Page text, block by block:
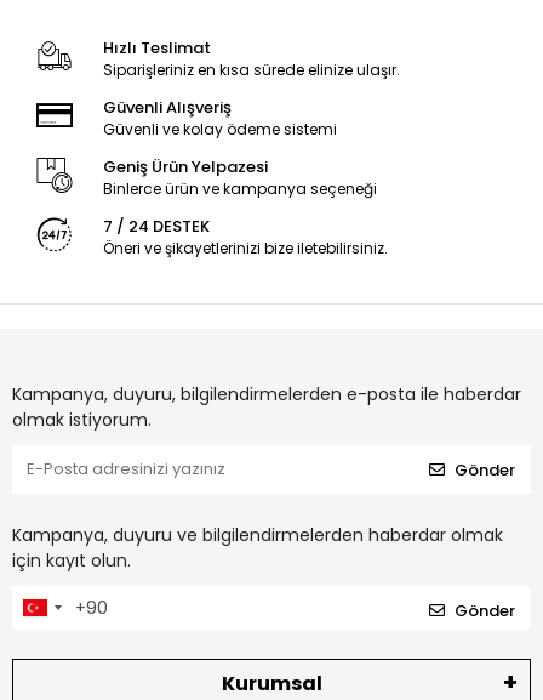
Hızlı Teslimat
Siparişleriniz en kısa sürede elinize ulaşır.
Güvenli Alışveriş
Güvenli ve kolay ödeme sistemi
Geniş Ürün Yelpazesi
Binlerce ürün ve kampanya seçeneği
7 / 24 DESTEK
Öneri ve şikayetlerinizi bize iletebilirsiniz.
Kampanya, duyuru, bilgilendirmelerden e-posta ile haberdar
olmak istiyorum.
Gönder
Kampanya, duyuru ve bilgilendirmelerden haberdar olmak
için kayıt olun.
Gönder
Kurumsal